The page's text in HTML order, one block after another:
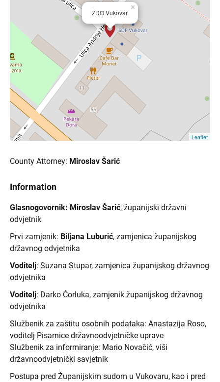
ŽDO Vukovar
×
Leaflet
County Attorney: Miroslav Šarić
Information
Glasnogovornik: Miroslav Šarić, županijski državni
odvjetnik
Prvi zamjenik: Biljana Luburić, zamjenica županijskog
državnog odvjetnika
Voditelj: Suzana Stupar, zamjenica županijskog državnog
odvjetnika
Voditelj: Darko Ćorluka, zamjenik županijskog državnog
odvjetnika
Službenik za zaštitu osobnih podataka: Anastazija Roso,
voditelj Pisarnice državnoodvjetničke uprave
Službenik za informiranje: Mario Novačić, viši
državnoodvjetnički savjetnik
Postupa pred Županijskim sudom u Vukovaru, kao i pred